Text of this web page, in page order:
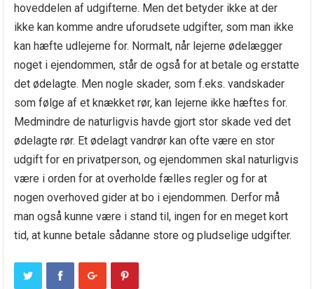
hoveddelen af udgifterne. Men det betyder ikke at der
ikke kan komme andre uforudsete udgifter, som man ikke
kan hæfte udlejerne for. Normalt, når lejerne ødelægger
noget i ejendommen, står de også for at betale og erstatte
det ødelagte. Men nogle skader, som f.eks. vandskader
som følge af et knækket rør, kan lejerne ikke hæftes for.
Medmindre de naturligvis havde gjort stor skade ved det
ødelagte rør. Et ødelagt vandrør kan ofte være en stor
udgift for en privatperson, og ejendommen skal naturligvis
være i orden for at overholde fælles regler og for at
nogen overhoved gider at bo i ejendommen. Derfor må
man også kunne være i stand til, ingen for en meget kort
tid, at kunne betale sådanne store og pludselige udgifter.